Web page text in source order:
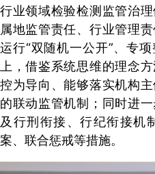
行业领域检验检测监管治
属地监管责任、行业管理
运行“双随机一公开”、专
上，借鉴系统思维的理念
控为导向、能够落实机构
的联动监管机制；同时进
及行刑衔接、行纪衔接机
案、联合惩戒等措施。